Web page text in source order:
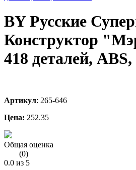
BY Русские
Конструктор
418 деталей,
Артикул: 265-646
Цена: 252.35
Общая оценка
(0)
0.0 из 5